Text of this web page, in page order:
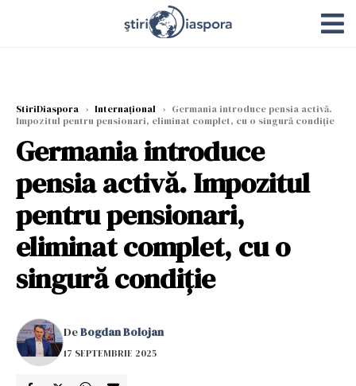
StiriDiaspora › Internațional › Germania introduce pensia activă.
Impozitul pentru pensionari, eliminat complet, cu o singură condiție
Germania introduce
pensia activă. Impozitul
pentru pensionari,
eliminat complet, cu o
singură condiție
DeBogdan Bolojan
17 SEPTEMBRIE 2025